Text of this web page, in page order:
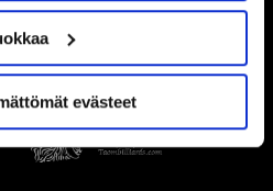
evästeet